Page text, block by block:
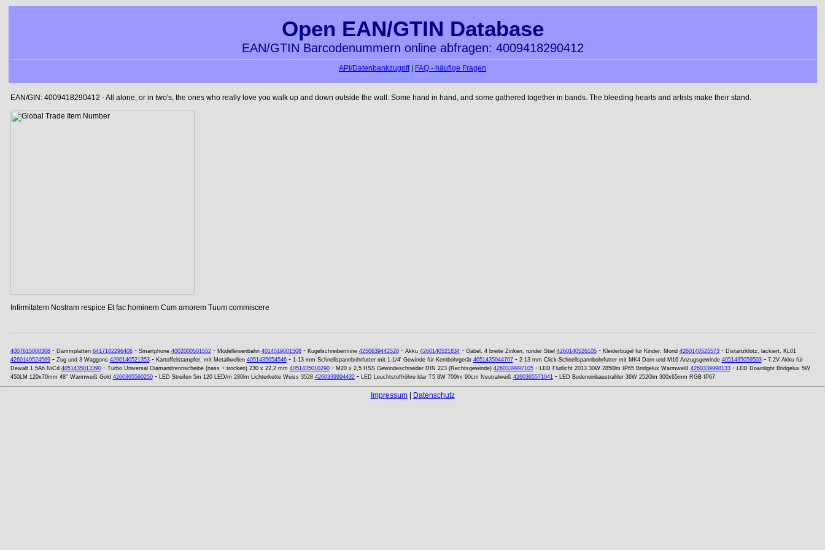
Open EAN/GTIN Database
EAN/GTIN Barcodenummern online abfragen: 4009418290412
API/Datenbankzugriff| FAQ - häufige Fragen
EAN/GIN: 4009418290412 - All alone, or in two's, the ones who really love you walk up and down outside the wall. Some hand in hand, and some gathered together in bands. The bleeding hearts and artists make their stand.
Infirmitatem Nostram respice Et fac hominem Cum amorem Tuum commiscere
4007615000308- Dämmplatten 6417182296406- Smartphone 4002000501552- Modelleisenbahn 4014519001508- Kugelschreibermine 4250639442528- Akku 4260140521834- Gabel, 4 breite Zinken, runder Stiel 4260140526105- Kleiderbügel für Kinder, Mond 4260140525573- Distanzklotz, lackiert, KL01
4260140524569- Zug und 3 Waggons 4260140521353- Kartoffelstampfer, mit Metallwellen 4051435054546- 1-13 mm Schnellspannbohrfutter mit 1-1/4' Gewinde für Kernbohrgerät 4051435044707- 2-13 mm Click-Schnellspannbohrfutter mit MK4 Dorn und M16 Anzugsgewinde 4051435059503- 7,2V Akku für
Dewalt 1,5Ah NiCd 4051435013390- Turbo Universal Diamanttrennscheibe (nass + trocken) 230 x 22,2 mm 4051435010290- M20 x 2,5 HSS Gewindeschneider DIN 223 (Rechtsgewinde) 4260339997105- LED Flutlicht 2013 30W 2850lm IP65 Bridgelux Warmweiß 4260339998133- LED Downlight Bridgelux 5W
450LM 120x70mm 48° Warmweiß Gold 4260365560250- LED Streifen 5m 120 LED/m 280lm Lichterkette Weiss 3528 4260339994432- LED Leuchtstoffröhre klar T5 8W 700lm 90cm Neutralweiß 4260365571041- LED Bodeneinbaustrahler 36W 2520lm 300x65mm RGB IP67
Impressum| Datenschutz